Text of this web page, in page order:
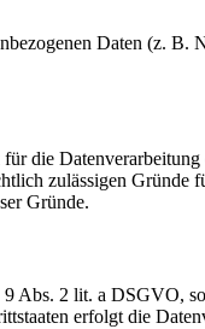
Daten (z. B.
die
zulässigen Gründe
Gründe.
Abs. 2 lit. a DSGVO,
erfolgt die